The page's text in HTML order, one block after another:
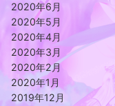
2020年6月
2020年5月
2020年4月
2020年3月
2020年2月
2020年1月
2019年12月